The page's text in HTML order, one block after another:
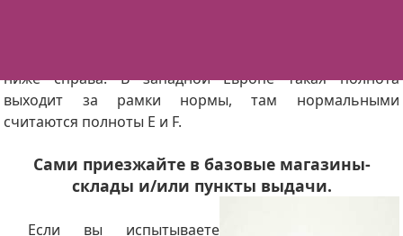
ниже справа. В западной Европе такая полнота
выходит за рамки нормы, там нормальными
считаются полноты E и F.
Сами приезжайте в базовые магазины-
склады и/или пункты выдачи.
Если вы испытываете